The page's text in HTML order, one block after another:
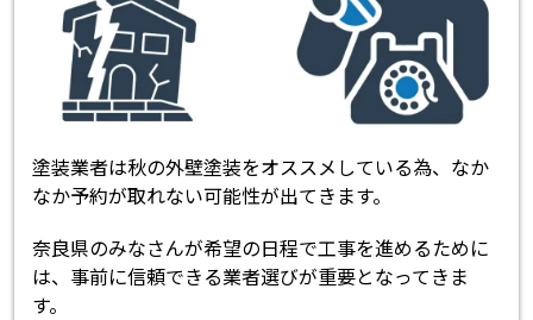
塗装業者は秋の外壁塗装をオススメしている為、なか
なか予約が取れない可能性が出てきます。
奈良県のみなさんが希望の日程で工事を進めるために
は、事前に信頼できる業者選びが重要となってきま
す。